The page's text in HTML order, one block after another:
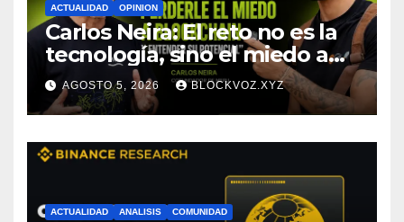
ACTUALIDAD OPINION
Carlos Neira: El reto no es la
tecnología, sino el miedo a
entenderla
AGOSTO 5, 2026 BLOCKVOZ.XYZ
ACTUALIDAD ANALISIS COMUNIDAD